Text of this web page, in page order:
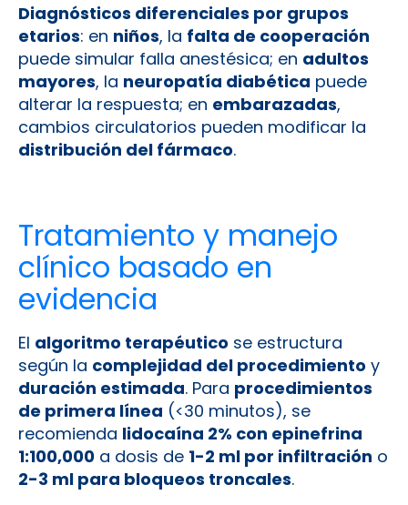
Diagnósticos diferenciales por grupos
etarios: en niños, la falta de cooperación
puede simular falla anestésica; en adultos
mayores, la neuropatía diabética puede
alterar la respuesta; en embarazadas,
cambios circulatorios pueden modificar la
distribución del fármaco.
Tratamiento y manejo
clínico basado en
evidencia
El algoritmo terapéutico se estructura
según la complejidad del procedimiento y
duración estimada. Para procedimientos
de primera línea (<30 minutos), se
recomienda lidocaína 2% con epinefrina
1:100,000 a dosis de 1-2 ml por infiltración o
2-3 ml para bloqueos troncales.